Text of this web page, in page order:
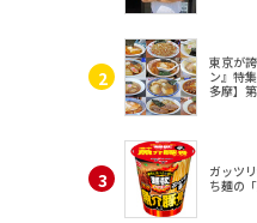
東京が
ン』特
多摩】
ガッツ
ち麺の